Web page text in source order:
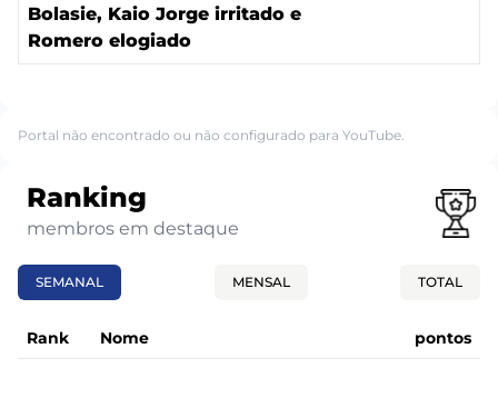
Bolasie, Kaio Jorge irritado e
Romero elogiado
Portal não encontrado ou não configurado para YouTube.
Ranking
membros em destaque
SEMANAL MENSAL TOTAL
Rank Nome pontos